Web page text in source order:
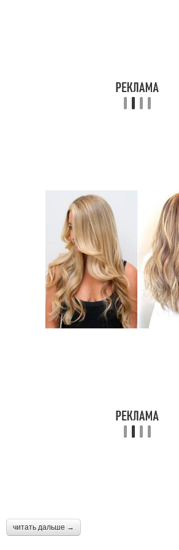
читать дальше →